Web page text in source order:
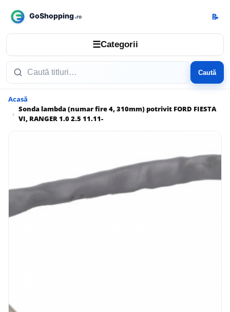
☰Categorii
Caută
📝
Acasă
Sonda lambda (numar fire 4, 310mm) potrivit FORD FIESTA
VI, RANGER 1.0 2.5 11.11-